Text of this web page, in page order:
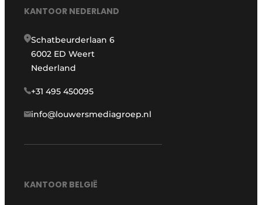
KANTOOR NEDERLAND
Schatbeurderlaan 6
6002 ED Weert
Nederland
+31 495 450095
info@louwersmediagroep.nl
KANTOOR BELGIË